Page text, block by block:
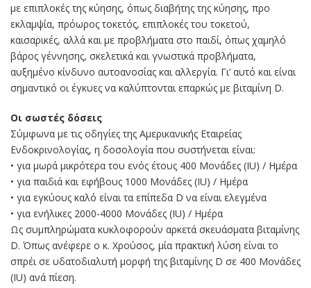
με επιπλοκές της κύησης, όπως διαβήτης της κύησης, προ
εκλαμψία, πρόωρος τοκετός, επιπλοκές του τοκετού,
καισαρικές, αλλά και με προβλήματα στο παιδί, όπως χαμηλό
βάρος γέννησης, σκελετικά και γνωστικά προβλήματα,
αυξημένο κίνδυνο αυτοανοσίας και αλλεργία. Γι’ αυτό και είναι
σημαντικό οι έγκυες να καλύπτονται επαρκώς με βιταμίνη D.
Οι σωστές δόσεις
Σύμφωνα με τις οδηγίες της Αμερικανικής Εταιρείας
Ενδοκρινολογίας, η δοσολογία που συστήνεται είναι:
• για μωρά μικρότερα του ενός έτους 400 Μονάδες (IU) / Ημέρα
• για παιδιά και εφήβους 1000 Μονάδες (IU) / Ημέρα
• για εγκύους καλό είναι τα επίπεδα D να είναι ελεγμένα
• για ενήλικες 2000-4000 Μονάδες (IU) / Ημέρα
Ως συμπληρώματα κυκλοφορούν αρκετά σκευάσματα βιταμίνης
D. Όπως ανέφερε ο κ. Χρούσος, μία πρακτική λύση είναι το
σπρέι σε υδατοδιαλυτή μορφή της βιταμίνης D σε 400 Μονάδες
(IU) ανά πίεση.